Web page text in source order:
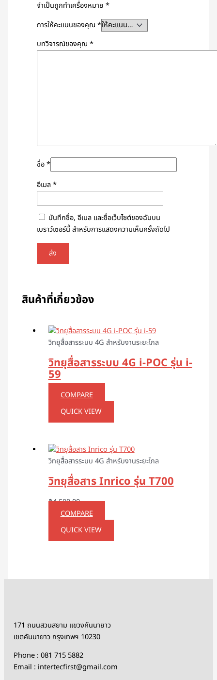
จำเป็นถูกทำเครื่องหมาย*
การให้คะแนนของคุณ*
บทวิจารณ์ของคุณ*
ชื่อ*
อีเมล*
บันทึกชื่อ, อีเมล และชื่อเว็บไซต์ของฉันบน
เบราว์เซอร์นี้ สำหรับการแสดงความเห็นครั้งถัดไป
สินค้าที่เกี่ยวข้อง
วิทยุสื่อสารระบบ 4G สำหรับงานระยะไกล
วิทยุสื่อสารระบบ 4G i-POC รุ่น i-
59
COMPARE
QUICK VIEW
วิทยุสื่อสารระบบ 4G สำหรับงานระยะไกล
วิทยุสื่อสาร Inrico รุ่น T700
฿4,500.00
COMPARE
QUICK VIEW
171 ถนนสวนสยาม แขวงคันนายาว
เขตคันนายาว กรุงเทพฯ 10230
Phone : 081 715 5882
Email : intertecfirst@gmail.com